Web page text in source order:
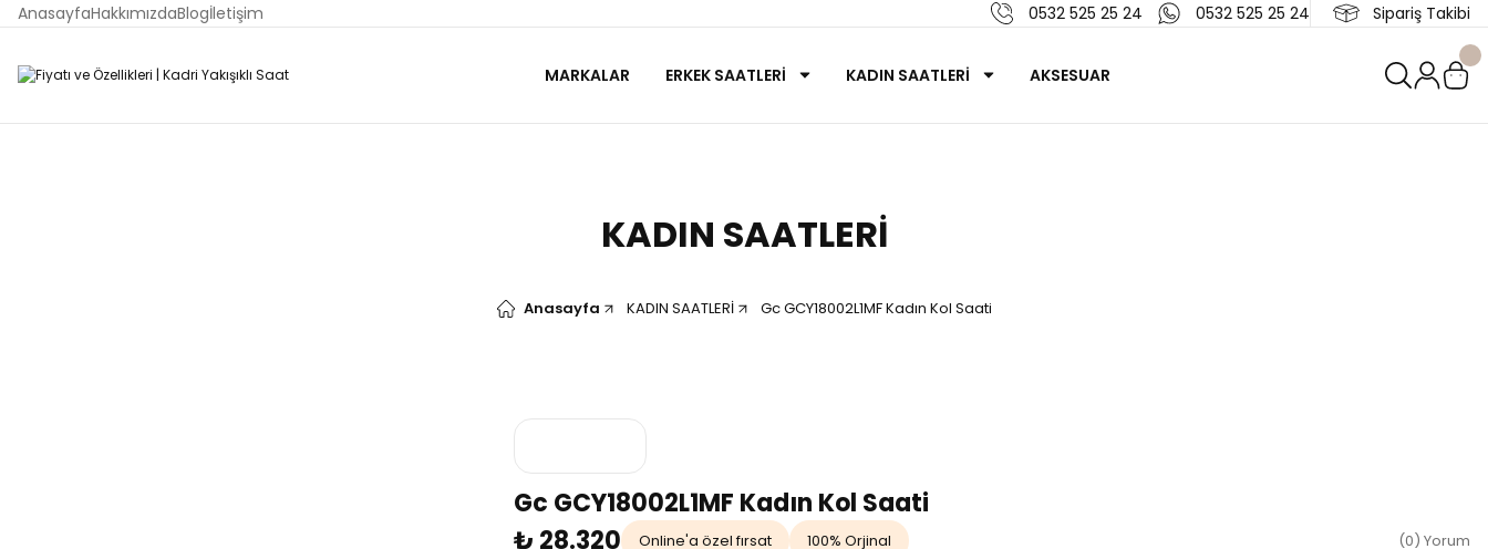
AnasayfaHakkımızdaBlogİletişim 0532 525 25 24 0532 525 25 24 Sipariş Takibi
MARKALAR ERKEK SAATLERİ KADIN SAATLERİ AKSESUAR
KADIN SAATLERİ
Anasayfa KADIN SAATLERİ Gc GCY18002L1MF Kadın Kol Saati
Gc GCY18002L1MF Kadın Kol Saati
₺ 28.320
Online'a özel fırsat 100% Orjinal
(0) Yorum